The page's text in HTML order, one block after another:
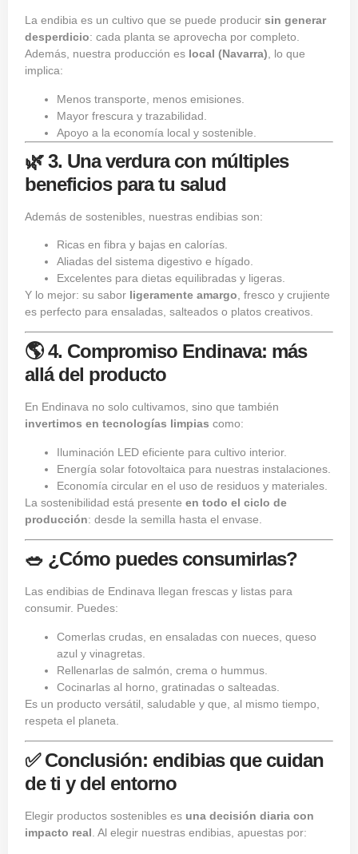
La endibia es un cultivo que se puede producir sin generar
desperdicio: cada planta se aprovecha por completo.
Además, nuestra producción es local (Navarra) , lo que
implica:
Menos transporte, menos emisiones.
Mayor frescura y trazabilidad.
Apoyo a la economía local y sostenible.
🌿 3. Una verdura con múltiples
beneficios para tu salud
Además de sostenibles, nuestras endibias son:
Ricas en fibra y bajas en calorías.
Aliadas del sistema digestivo e hígado.
Excelentes para dietas equilibradas y ligeras.
Y lo mejor: su sabor ligeramente amargo , fresco y crujiente
es perfecto para ensaladas, salteados o platos creativos.
🌎 4. Compromiso Endinava: más
allá del producto
En Endinava no solo cultivamos, sino que también
invertimos en tecnologías limpias como:
Iluminación LED eficiente para cultivo interior.
Energía solar fotovoltaica para nuestras instalaciones.
Economía circular en el uso de residuos y materiales.
La sostenibilidad está presente en todo el ciclo de
producción: desde la semilla hasta el envase.
🥗 ¿Cómo puedes consumirlas?
Las endibias de Endinava llegan frescas y listas para
consumir. Puedes:
Comerlas crudas, en ensaladas con nueces, queso
azul y vinagretas.
Rellenarlas de salmón, crema o hummus.
Cocinarlas al horno, gratinadas o salteadas.
Es un producto versátil, saludable y que, al mismo tiempo,
respeta el planeta.
✅ Conclusión: endibias que cuidan
de ti y del entorno
Elegir productos sostenibles es una decisión diaria con
impacto real . Al elegir nuestras endibias, apuestas por: